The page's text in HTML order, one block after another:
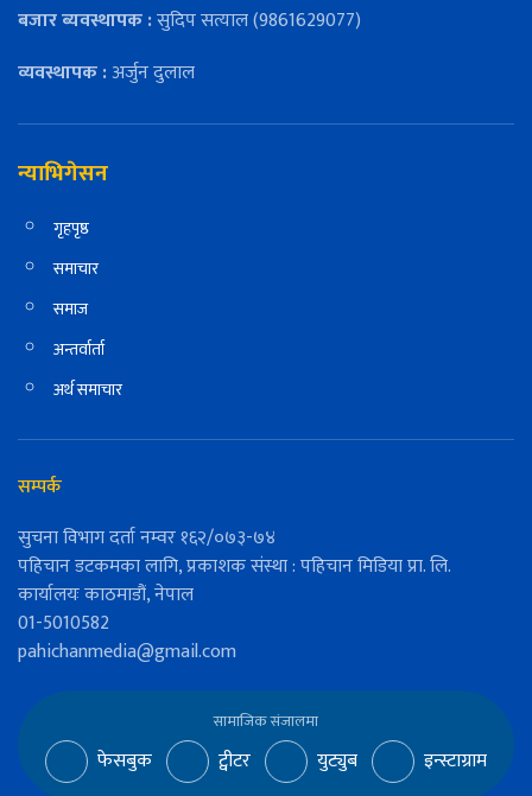
बजार ब्यवस्थापक :सुदिप सत्याल (9861629077)
व्यवस्थापक :अर्जुन दुलाल
न्याभिगेसन
गृहपृष्ठ
समाचार
समाज
अन्तर्वार्ता
अर्थ समाचार
सम्पर्क
सुचना विभाग दर्ता नम्वर १६२/०७३-७४
पहिचान डटकमका लागि, प्रकाशक संस्था : पहिचान मिडिया प्रा. लि.
कार्यालयः काठमाडौं, नेपाल
01-5010582
pahichanmedia@gmail.com
सामाजिक संजालमा
फेसबुक ट्वीटर युट्युब इन्स्टाग्राम